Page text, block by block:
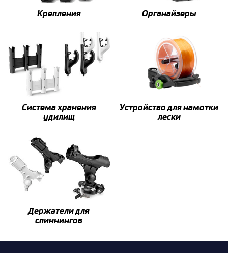
Крепления Органайзеры
Система хранения
удилищ
Устройство для намотки
лески
Держатели для
спиннингов